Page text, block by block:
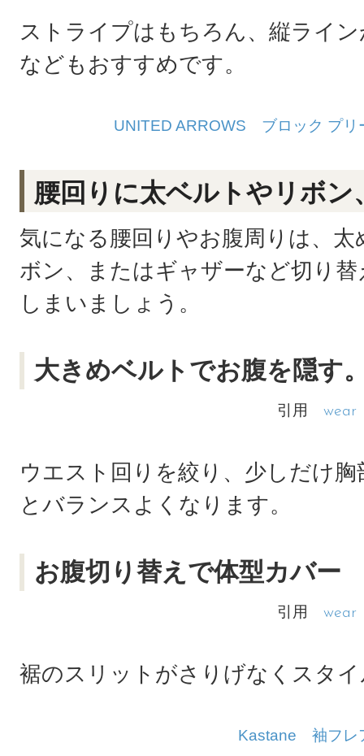
ストライプはもちろん、縦ライ
などもおすすめです。
UNITED ARROWS ブロック プリ
腰回りに太ベルトやリボン
気になる腰回りやお腹周りは、
ボン、またはギャザーなど切り
しまいましょう。
大きめベルトでお腹を隠す
引用 wear
ウエスト回りを絞り、少しだけ
とバランスよくなります。
お腹切り替えで体型カバー
引用 wear
裾のスリットがさりげなくスタ
Kastane 袖フレ